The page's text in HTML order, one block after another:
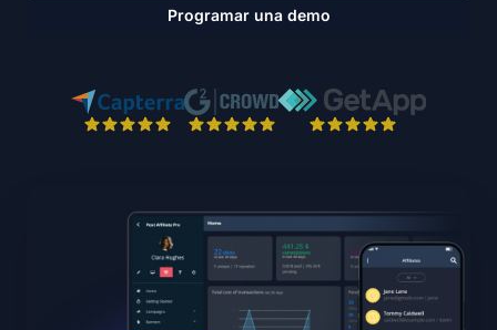
Programar una demo